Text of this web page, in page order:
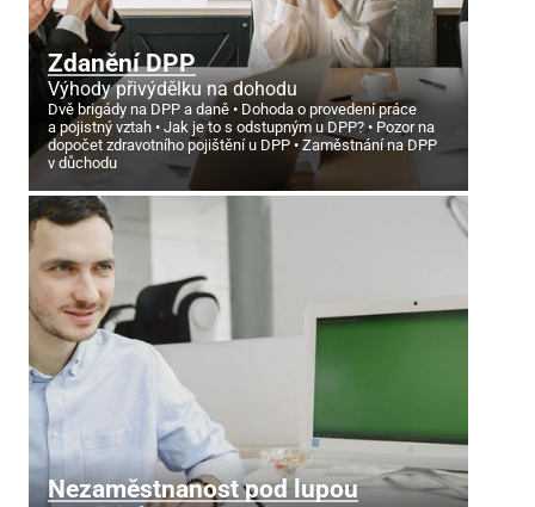
Zdanění DPP
Výhody přivýdělku na dohodu
Dvě brigády na DPP a daně
Dohoda o provedení práce
a pojistný vztah
Jak je to s odstupným u DPP?
Pozor na
dopočet zdravotního pojištění u DPP
Zaměstnání na DPP
v důchodu
Nezaměstnanost pod lupou